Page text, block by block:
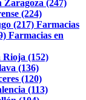
Zaragoza (247)
(224)
(217) Farmacias
Farmacias en
Rioja (152)
(136)
(120)
(113)